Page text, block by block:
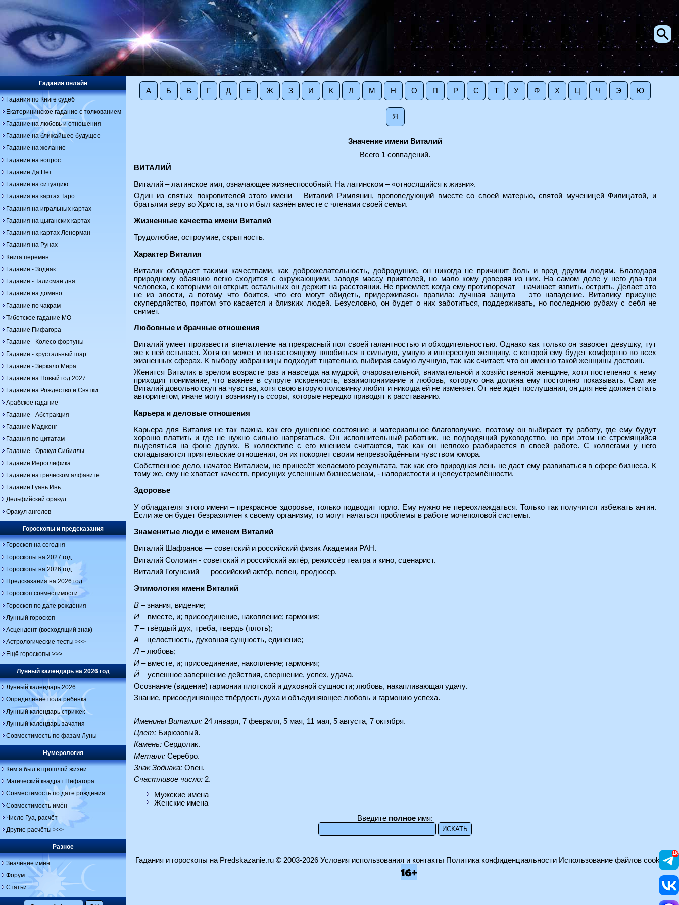
А Б В Г Д Е Ж З И К Л М Н О П Р С Т У Ф Х Ц Ч Э Ю
Я
Значение имени Виталий
Всего 1 совпадений.
ВИТАЛИЙ
Виталий – латинское имя, означающее жизнеспособный. На латинском – «относящийся к жизни».
Один из святых покровителей этого имени – Виталий Римлянин, проповедующий вместе со своей матерью, святой мученицей Филицатой, и
братьями веру во Христа, за что и был казнён вместе с членами своей семьи.
Жизненные качества имени Виталий
Трудолюбие, остроумие, скрытность.
Характер Виталия
Виталик обладает такими качествами, как доброжелательность, добродушие, он никогда не причинит боль и вред другим людям. Благодаря
природному обаянию легко сходится с окружающими, заводя массу приятелей, но мало кому доверяя из них. На самом деле у него два-три
человека, с которыми он открыт, остальных он держит на расстоянии. Не приемлет, когда ему противоречат – начинает язвить, острить. Делает это
не из злости, а потому что боится, что его могут обидеть, придерживаясь правила: лучшая защита – это нападение. Виталику присуще
скупердяйство, притом это касается и близких людей. Безусловно, он будет о них заботиться, поддерживать, но последнюю рубаху с себя не
снимет.
Любовные и брачные отношения
Виталий умеет произвести впечатление на прекрасный пол своей галантностью и обходительностью. Однако как только он завоюет девушку, тут
же к ней остывает. Хотя он может и по-настоящему влюбиться в сильную, умную и интересную женщину, с которой ему будет комфортно во всех
жизненных сферах. К выбору избранницы подходит тщательно, выбирая самую лучшую, так как считает, что он именно такой женщины достоин.
Женится Виталик в зрелом возрасте раз и навсегда на мудрой, очаровательной, внимательной и хозяйственной женщине, хотя постепенно к нему
приходит понимание, что важнее в супруге искренность, взаимопонимание и любовь, которую она должна ему постоянно показывать. Сам же
Виталий довольно скуп на чувства, хотя свою вторую половинку любит и никогда ей не изменяет. От неё ждёт послушания, он для неё должен стать
авторитетом, иначе могут возникнуть ссоры, которые нередко приводят к расставанию.
Карьера и деловые отношения
Карьера для Виталия не так важна, как его душевное состояние и материальное благополучие, поэтому он выбирает ту работу, где ему будут
хорошо платить и где не нужно сильно напрягаться. Он исполнительный работник, не подводящий руководство, но при этом не стремящийся
выделяться на фоне других. В коллективе с его мнением считаются, так как он неплохо разбирается в своей работе. С коллегами у него
складываются приятельские отношения, он их покоряет своим непревзойдённым чувством юмора.
Собственное дело, начатое Виталием, не принесёт желаемого результата, так как его природная лень не даст ему развиваться в сфере бизнеса. К
тому же, ему не хватает качеств, присущих успешным бизнесменам, - напористости и целеустремлённости.
Здоровье
У обладателя этого имени – прекрасное здоровье, только подводит горло. Ему нужно не переохлаждаться. Только так получится избежать ангин.
Если же он будет безразличен к своему организму, то могут начаться проблемы в работе мочеполовой системы.
Знаменитые люди с именем Виталий
Виталий Шафранов — советский и российский физик Академии РАН.
Виталий Соломин - советский и российский актёр, режиссёр театра и кино, сценарист.
Виталий Гогунский — российский актёр, певец, продюсер.
Этимология имени Виталий
В – знания, видение;
И – вместе, и; присоединение, накопление; гармония;
Т– твёрдый дух, треба, твердь (плоть);
А – целостность, духовная сущность, единение;
Л– любовь;
И – вместе, и; присоединение, накопление; гармония;
Й – успешное завершение действия, свершение, успех, удача.
Осознание (видение) гармонии плотской и духовной сущности; любовь, накапливающая удачу.
Знание, присоединяющее твёрдость духа и объединяющее любовь и гармонию успеха.
Именины Виталия: 24 января, 7 февраля, 5 мая, 11 мая, 5 августа, 7 октября.
Цвет: Бирюзовый.
Камень: Сердолик.
Металл: Серебро.
Знак Зодиака: Овен.
Счастливое число: 2.
Мужские имена
Женские имена
Введите полное имя:
Гадания онлайн
Гадания по Книге судеб
Екатерининское гадание с толкованием
Гадание на любовь и отношения
Гадание на ближайшее будущее
Гадание на желание
Гадание на вопрос
Гадание Да Нет
Гадание на ситуацию
Гадания на картах Таро
Гадания на игральных картах
Гадания на цыганских картах
Гадания на картах Ленорман
Гадания на Рунах
Книга перемен
Гадание - Зодиак
Гадание - Талисман дня
Гадание на домино
Гадание по чакрам
Тибетское гадание МО
Гадание Пифагора
Гадание - Колесо фортуны
Гадание - хрустальный шар
Гадание - Зеркало Мира
Гадание на Новый год 2027
Гадание на Рождество и Святки
Арабское гадание
Гадание - Абстракция
Гадание Маджонг
Гадания по цитатам
Гадание - Оракул Сибиллы
Гадание Иероглифика
Гадание на греческом алфавите
Гадание Гуань Инь
Дельфийский оракул
Оракул ангелов
Гороскопы и предсказания
Гороскоп на сегодня
Гороскопы на 2027 год
Гороскопы на 2026 год
Предсказания на 2026 год
Гороскоп совместимости
Гороскоп по дате рождения
Лунный гороскоп
Асцендент (восходящий знак)
Астрологические тесты >>>
Ещё гороскопы >>>
Лунный календарь на 2026 год
Лунный календарь 2026
Определение пола ребенка
Лунный календарь стрижек
Лунный календарь зачатия
Совместимость по фазам Луны
Нумерология
Кем я был в прошлой жизни
Магический квадрат Пифагора
Совместимость по дате рождения
Совместимость имён
Число Гуа, расчёт
Другие расчёты >>>
Разное
Значение имён
Форум
Статьи
Гадания и гороскопы на Predskazanie.ru© 2003-2026 Условия использования и контакты Политика конфиденциальности Использование файлов cookie